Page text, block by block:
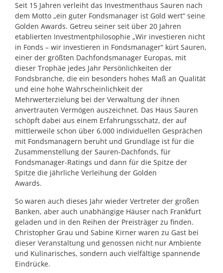
Seit 15 Jahren verleiht das Investmenthaus Sauren nach
dem Motto „ein guter Fondsmanager ist Gold wert“ seine
Golden Awards. Getreu seiner seit über 20 Jahren
etablierten Investmentphilosophie „Wir investieren nicht
in Fonds – wir investieren in Fondsmanager“ kürt Sauren,
einer der größten Dachfondsmanager Europas, mit
dieser Trophäe jedes Jahr Persönlichkeiten der
Fondsbranche, die ein besonders hohes Maß an Qualität
und eine hohe Wahrscheinlichkeit der
Mehrwerterzielung bei der Verwaltung der ihnen
anvertrauten Vermögen auszeichnet. Das Haus Sauren
schöpft dabei aus einem Erfahrungsschatz, der auf
mittlerweile schon über 6.000 individuellen Gesprächen
mit Fondsmanagern beruht und Grundlage ist für die
Zusammenstellung der Sauren-Dachfonds, für
Fondsmanager-Ratings und dann für die Spitze der
Spitze die jährliche Verleihung der Golden
Awards.
So waren auch dieses Jahr wieder Vertreter der großen
Banken, aber auch unabhängige Häuser nach Frankfurt
geladen und in den Reihen der Preisträger zu finden.
Christopher Grau und Sabine Kirner waren zu Gast bei
dieser Veranstaltung und genossen nicht nur Ambiente
und Kulinarisches, sondern auch vielfältige spannende
Eindrücke.